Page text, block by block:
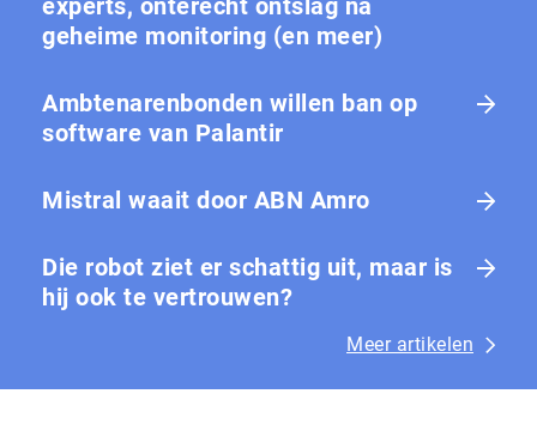
geheime monitoring (en meer)
Ambtenarenbonden willen ban op
software van Palantir
Mistral waait door ABN Amro
Die robot ziet er schattig uit, maar is
hij ook te vertrouwen?
Meer artikelen